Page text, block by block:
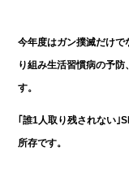
今年度はガン撲滅だけで
り組み生活習慣病の予
す。
｢誰1人取り残されない｣
所存です。